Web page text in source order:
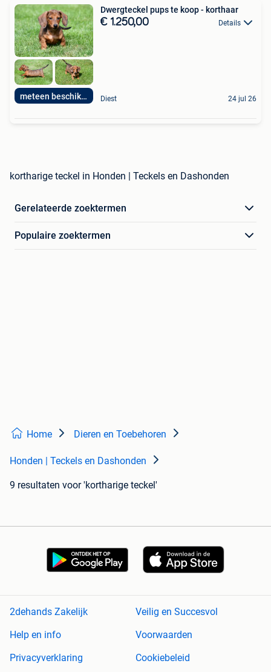
meteen beschikbaar
Dwergteckel pups te koop - korthaar
€ 1.250,00 Details
Diest 24 jul 26
kortharige teckel in Honden | Teckels en Dashonden
Gerelateerde zoektermen
Populaire zoektermen
Home Dieren en Toebehoren
Honden | Teckels en Dashonden
9 resultaten voor 'kortharige teckel'
2dehands Zakelijk
Veilig en Succesvol
Help en info
Voorwaarden
Privacyverklaring
Cookiebeleid